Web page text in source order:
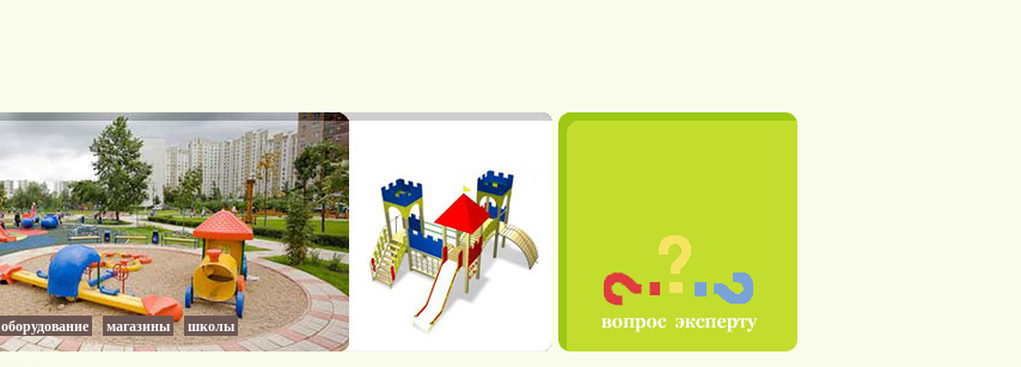
оборудование магазины школы